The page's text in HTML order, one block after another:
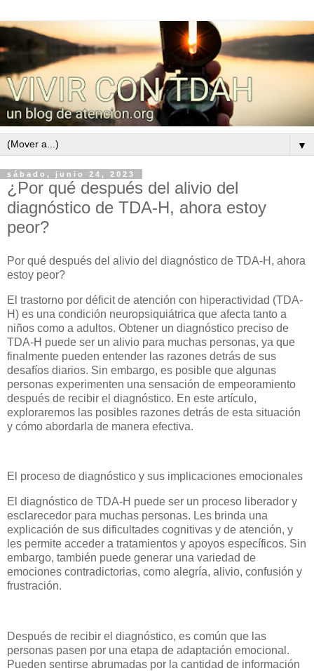
▼
sábado, junio 24, 2023
¿Por qué después del alivio del
diagnóstico de TDA-H, ahora estoy
peor?
Por qué después del alivio del diagnóstico de TDA-H, ahora
estoy peor?
El trastorno por déficit de atención con hiperactividad (TDA-
H) es una condición neuropsiquiátrica que afecta tanto a
niños como a adultos. Obtener un diagnóstico preciso de
TDA-H puede ser un alivio para muchas personas, ya que
finalmente pueden entender las razones detrás de sus
desafíos diarios. Sin embargo, es posible que algunas
personas experimenten una sensación de empeoramiento
después de recibir el diagnóstico. En este artículo,
exploraremos las posibles razones detrás de esta situación
y cómo abordarla de manera efectiva.
El proceso de diagnóstico y sus implicaciones emocionales
El diagnóstico de TDA-H puede ser un proceso liberador y
esclarecedor para muchas personas. Les brinda una
explicación de sus dificultades cognitivas y de atención, y
les permite acceder a tratamientos y apoyos específicos. Sin
embargo, también puede generar una variedad de
emociones contradictorias, como alegría, alivio, confusión y
frustración.
Después de recibir el diagnóstico, es común que las
personas pasen por una etapa de adaptación emocional.
Pueden sentirse abrumadas por la cantidad de información